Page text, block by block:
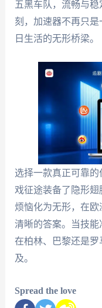
五黑车队，流畅与
刻，加速器不再只
日生活的无形桥梁。
选择一款真正可靠
戏征途装备了隐形
烦恼化为无形，在
清晰的答案。当技
在柏林、巴黎还是
及。
Spread the love